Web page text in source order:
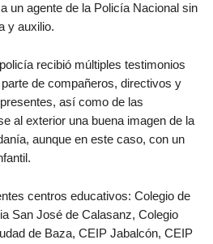
un agente de la Policía Nacional sin
y auxilio.
recibió múltiples testimonios
de compañeros, directivos y
así como de las
al exterior una buena imagen de la
aunque en este caso, con un
centros educativos: Colegio de
San José de Calasanz, Colegio
de Baza, CEIP Jabalcón, CEIP